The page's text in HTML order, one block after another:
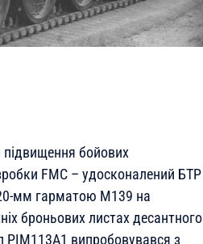
підвищення бойових
FMC – удосконалений БТР
мм гарматою М139 на
броньових листах десантного
PIM113А1 випробовувався з